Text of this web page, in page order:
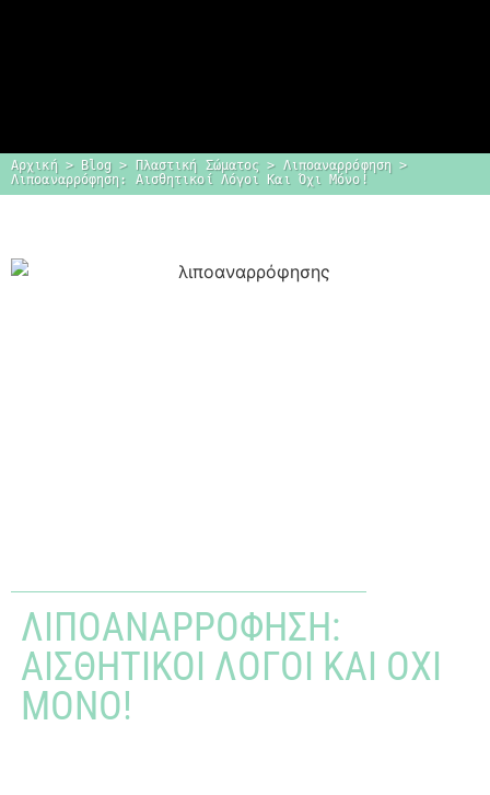
Dr. Δημήτρης
Ο προσωπικός σας πλαστικός
Αρχική > Blog > Πλαστική Σώματος > Λιποαναρρόφηση
>
Λιποαναρρόφηση: Αισθητικοί Λόγοι Και Όχι Μόνο!
ΛΙΠΟΑΝΑΡΡΌΦΗΣΗ:
ΑΙΣΘΗΤΙΚΟΊ ΛΌΓΟΙ ΚΑΙ ΌΧΙ
ΜΌΝΟ!